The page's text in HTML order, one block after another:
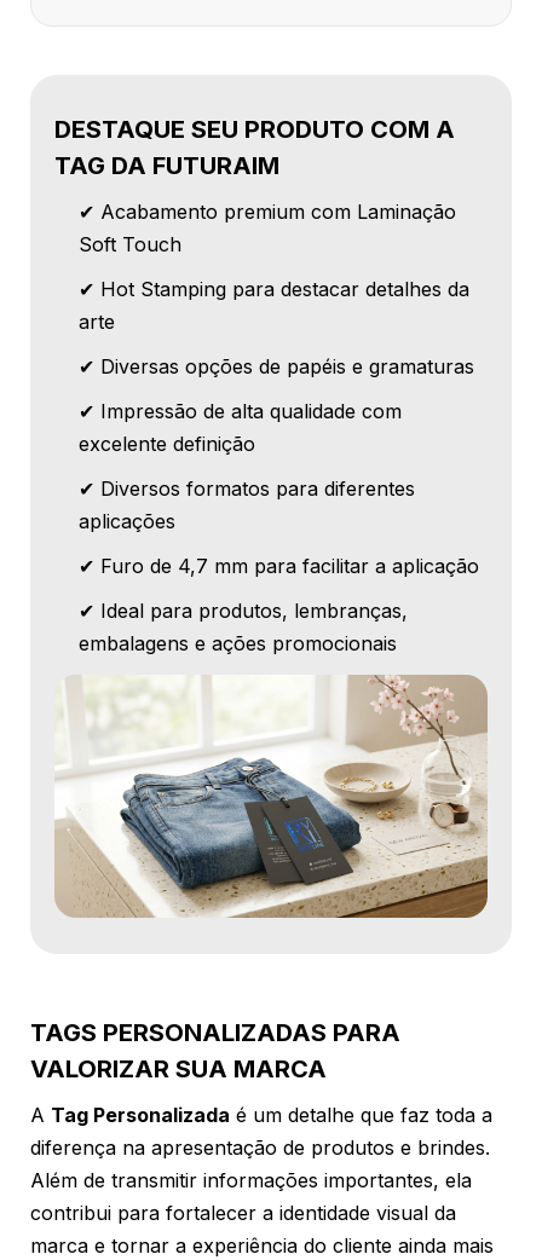
DESTAQUE SEU PRODUTO COM A
TAG DA FUTURAIM
✔ Acabamento premium com Laminação
Soft Touch
✔ Hot Stamping para destacar detalhes da
arte
✔ Diversas opções de papéis e gramaturas
✔ Impressão de alta qualidade com
excelente definição
✔ Diversos formatos para diferentes
aplicações
✔ Furo de 4,7 mm para facilitar a aplicação
✔ Ideal para produtos, lembranças,
embalagens e ações promocionais
TAGS PERSONALIZADAS PARA
VALORIZAR SUA MARCA
A Tag Personalizada é um detalhe que faz toda a
diferença na apresentação de produtos e brindes.
Além de transmitir informações importantes, ela
contribui para fortalecer a identidade visual da
marca e tornar a experiência do cliente ainda mais